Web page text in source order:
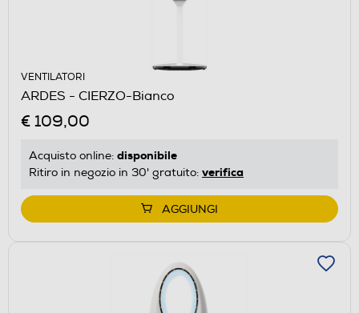
VENTILATORI
ARDES - CIERZO-Bianco
€ 109,00
Acquisto online: disponibile
Ritiro in negozio in 30' gratuito: verifica
AGGIUNGI